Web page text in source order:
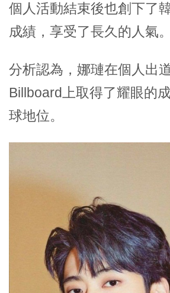
個人活動結束後也創下了
成績， 享受了長久的人氣。
分析認為，娜璉在個人出
Billboard上取得了耀眼的成
球地位。